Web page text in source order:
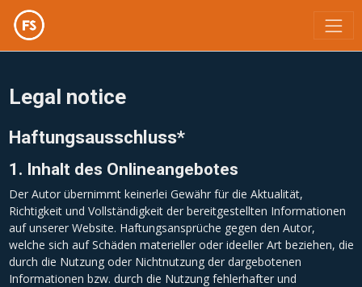
Legal notice
Haftungsausschluss*
1. Inhalt des Onlineangebotes
Der Autor übernimmt keinerlei Gewähr für die Aktualität,
Richtigkeit und Vollständigkeit der bereitgestellten Informationen
auf unserer Website. Haftungsansprüche gegen den Autor,
welche sich auf Schäden materieller oder ideeller Art beziehen, die
durch die Nutzung oder Nichtnutzung der dargebotenen
Informationen bzw. durch die Nutzung fehlerhafter und